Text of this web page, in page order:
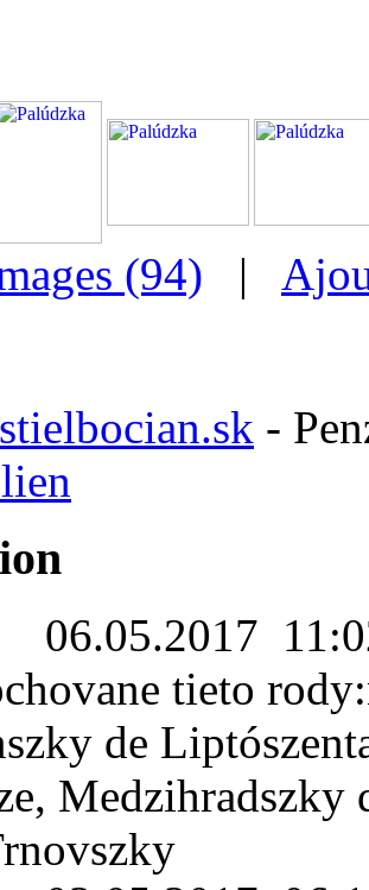
(94) |
-
06.05.2017
tieto
de
Medzihradszky